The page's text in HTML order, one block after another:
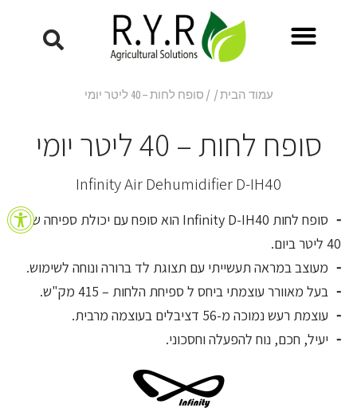
פתח
עמוד הבית/ / סופח לחות – 40 ליטר יומי
סופח לחות – 40 ליטר יומי
Infinity Air Dehumidifier D-IH40
סופח לחות Infinity D-IH40 הוא סופח עם יכולת ספיחה של
40 ליטר ביום.
מעוצב במראה תעשייתי עם תצוגת לד ברורה ונוחה לשימוש.
בעל מאוורר עוצמתי ביחס ל ספיחת הלחות – 415 מק"ש.
עוצמת רעש נמוכה מ-56 דציבלים בעוצמה מרבית.
יעיל, חכם, נוח להפעלה וחסכוני.